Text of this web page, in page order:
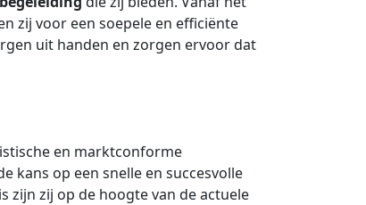
zij voor een soepele en efficiënte
uit handen en zorgen ervoor dat
en marktconforme
kans op een snelle en succesvolle
zij op de hoogte van de actuele